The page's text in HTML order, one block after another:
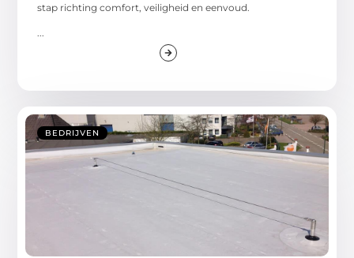
stap richting comfort, veiligheid en eenvoud.
...
BEDRIJVEN